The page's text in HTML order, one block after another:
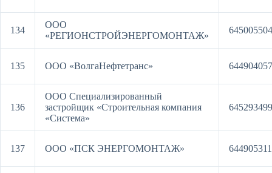
134
ООО
«РЕГИОНСТРОЙЭНЕРГОМОНТАЖ»
135 ООО «ВолгаНефтетранс»
136
ООО Специализированный
застройщик «Строительная компания
«Система»
137 ООО «ПСК ЭНЕРГОМОНТАЖ»